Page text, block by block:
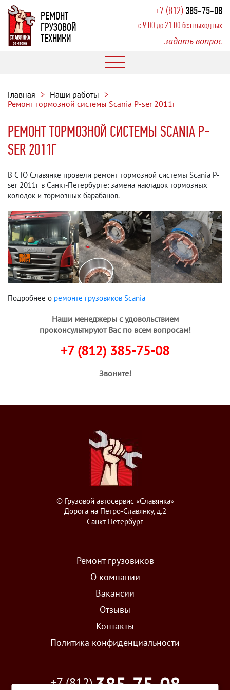
РЕМОНТ
ГРУЗОВОЙ
ТЕХНИКИ
+7 (812) 385-75-08
с 9:00 до 21:00 без выходных
задать вопрос
Главная
Наши работы
Ремонт тормозной системы Scania P-ser 2011г
РЕМОНТ ТОРМОЗНОЙ СИСТЕМЫ SCANIA P-
SER 2011Г
В СТО Славянке провели ремонт тормозной системы Scania P-
ser 2011г в Санкт-Петербурге: замена накладок тормозных
колодок и тормозных барабанов.
Подробнее о ремонте грузовиков Scania
Наши менеджеры с удовольствием
проконсультируют Вас по всем вопросам!
+7 (812) 385-75-08
Звоните!
© Грузовой автосервис «Славянка»
Дорога на Петро-Славянку, д.2
Санкт-Петербург
Ремонт грузовиков
О компании
Вакансии
Отзывы
Контакты
Политика конфиденциальности
+7 (812)385-75-08